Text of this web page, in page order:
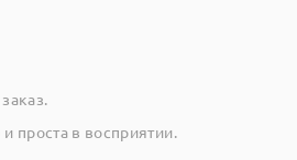
проста в восприятии.